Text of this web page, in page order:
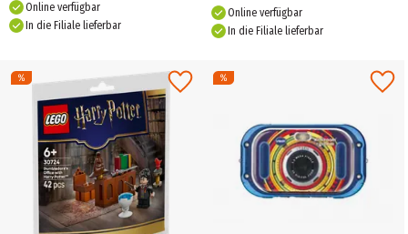
Online verfügbar
In die Filiale lieferbar
Online verfügbar
In die Filiale lieferbar